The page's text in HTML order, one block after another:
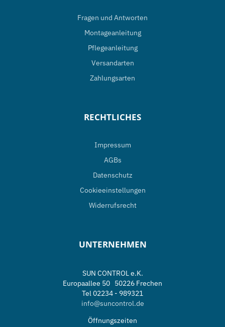
Fragen und Antworten
Montageanleitung
Pflegeanleitung
Versandarten
Zahlungsarten
RECHTLICHES
Impressum
AGBs
Datenschutz
Cookieeinstellungen
Widerrufsrecht
UNTERNEHMEN
SUN CONTROL e.K.
Europaallee 50 50226 Frechen
Tel 02234 - 989321
info@suncontrol.de
Öffnungszeiten